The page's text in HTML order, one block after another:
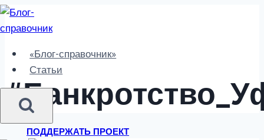
Перейти
к
«Блог-справочник»
Статьи
ПОДДЕРЖАТЬ ПРОЕКТ